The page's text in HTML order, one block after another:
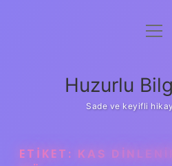
Anasayfa
Yasal
Huzurlu
Sade ve keyifli
ETIKET: KAS